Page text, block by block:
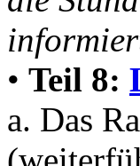
• Teil 8:
a. Das